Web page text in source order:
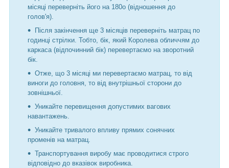
місяці переверніть його на 180o (відношення до
голов'я).
Після закінчення ще 3 місяців переверніть матрац по
годинці стрілки. Тобто, бік, який Королева обличчям до
каркаса (відпочинний бік) перевертаємо на зворотний
бік.
Отже, що 3 місяці ми перевертаємо матрац, то від
виноги до головня, то від внутрішньої сторони до
зовнішньої.
Уникайте перевищення допустимих вагових
навантажень.
Уникайте тривалого впливу прямих сонячних
променів на матрац.
Транспортування виробу має проводитися строго
відповідно до вказівок виробника.